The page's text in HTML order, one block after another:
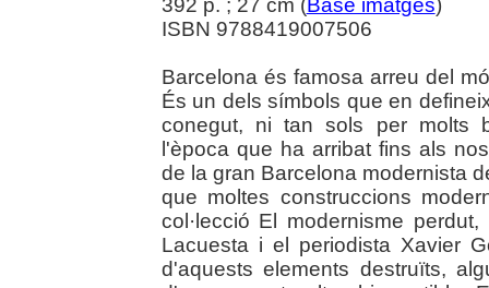
392 p. ; 27 cm (Base imatges)
ISBN 9788419007506
Barcelona és famosa arreu del
És un dels símbols que en
conegut, ni tan sols per molts
l'època que ha arribat fins als
de la gran Barcelona modernista
que moltes construccions
col·lecció El modernisme
Lacuesta i el periodista Xavier
d'aquests elements destruïts,